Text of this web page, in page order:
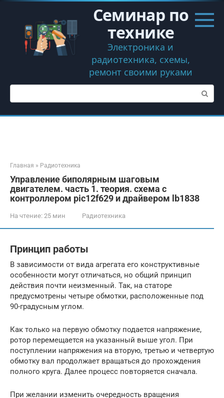
Перейти
контенту
Семинар по
технике
Электроника и
радиотехника, схемы,
ремонт своими руками
Поиск:
Главная » Радиотехника
Управление биполярным шаговым
двигателем. часть 1. теория. схема с
контроллером pic12f629 и драйвером lb1838
На чтение: 25 мин Радиотехника
Принцип работы
В зависимости от вида агрегата его конструктивные
особенности могут отличаться, но общий принцип
действия почти неизменный. Так, на статоре
предусмотрены четыре обмотки, расположенные под
90-градусным углом.
Как только на первую обмотку подается напряжение,
ротор перемещается на указанный выше угол. При
поступлении напряжения на вторую, третью и четвертую
обмотку вал продолжает вращаться до прохождения
полного круга. Далее процесс повторяется сначала.
При желании изменить очередность вращения